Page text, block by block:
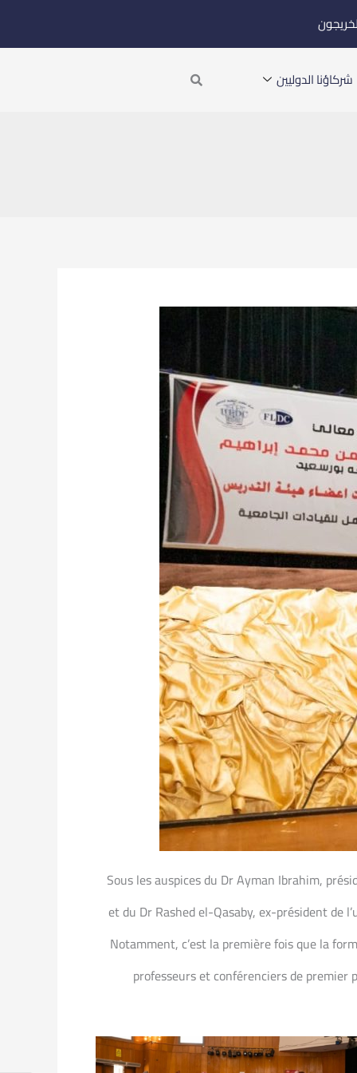
شركاؤنا الدوليين Search
Sous les auspices du Dr Ayman Ibrahim,
et du Dr Rashed el-Qasaby, ex-président de
Notamment, c’est la première fois que la
professeurs et conférenciers de premier